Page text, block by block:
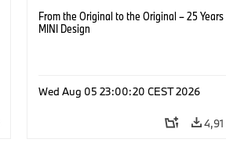
From the Original to the Original – 25
MINI Design
Wed Aug 05 23:00:20 CEST 2026
4,91